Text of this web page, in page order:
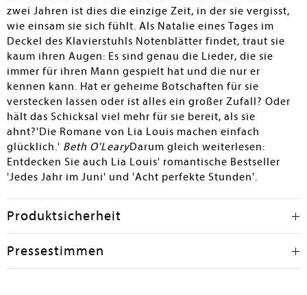
zwei Jahren ist dies die einzige Zeit, in der sie vergisst,
wie einsam sie sich fühlt. Als Natalie eines Tages im
Deckel des Klavierstuhls Notenblätter findet, traut sie
kaum ihren Augen: Es sind genau die Lieder, die sie
immer für ihren Mann gespielt hat und die nur er
kennen kann. Hat er geheime Botschaften für sie
verstecken lassen oder ist alles ein großer Zufall? Oder
hält das Schicksal viel mehr für sie bereit, als sie
ahnt?'Die Romane von Lia Louis machen einfach
glücklich.' Beth O'LearyDarum gleich weiterlesen:
Entdecken Sie auch Lia Louis' romantische Bestseller
'Jedes Jahr im Juni' und 'Acht perfekte Stunden'.
Produktsicherheit
Pressestimmen